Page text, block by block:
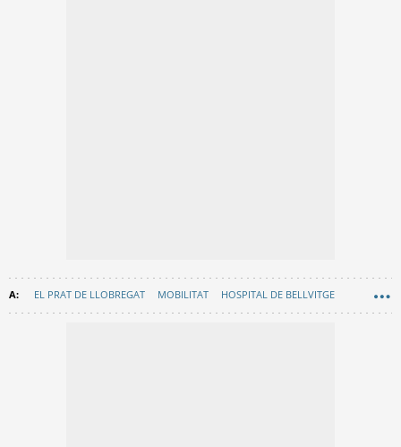
EL PRAT DE LLOBREGAT MOBILITAT HOSPITAL DE BELLVITGE